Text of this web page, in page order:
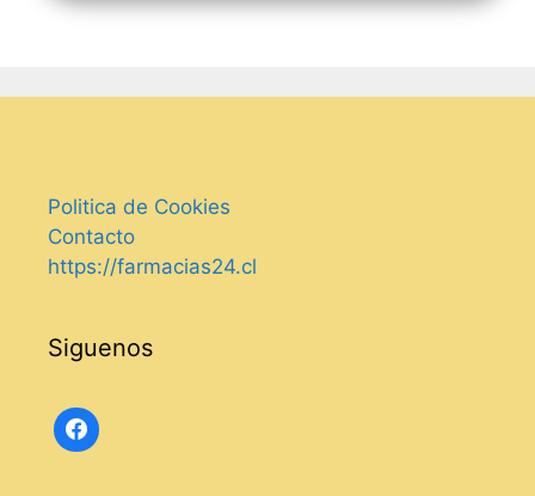
Politica de Cookies
Contacto
https://farmacias24.cl
Siguenos